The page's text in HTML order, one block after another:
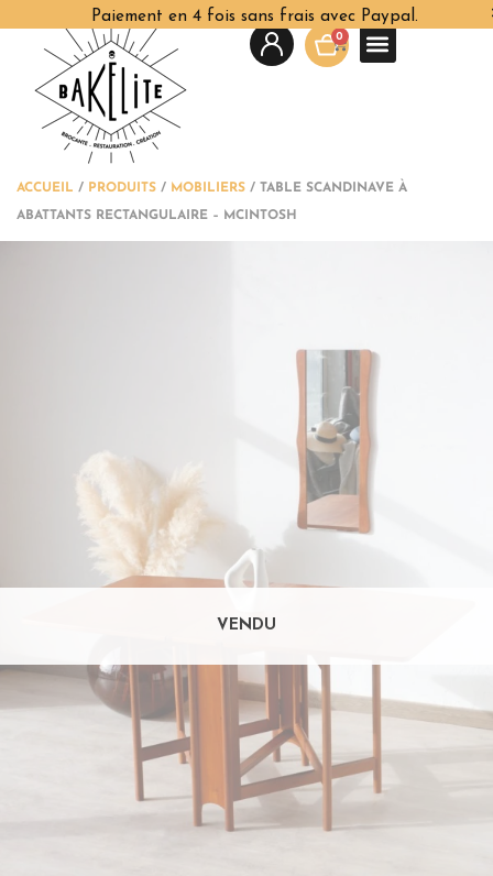
Paiement en 4 fois sans frais avec Paypal.
0
ACCUEIL / PRODUITS / MOBILIERS / TABLE SCANDINAVE À
ABATTANTS RECTANGULAIRE – MCINTOSH